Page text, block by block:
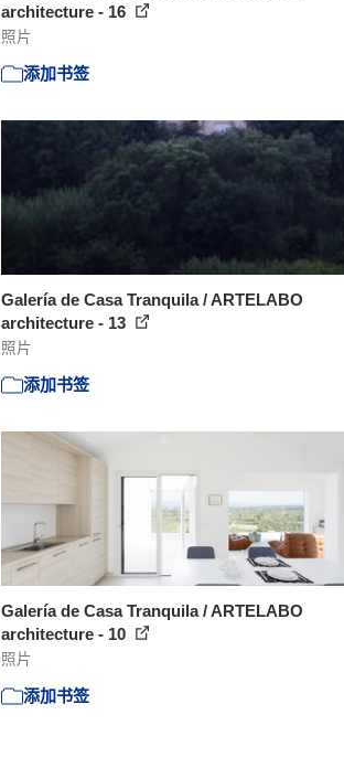
architecture - 16
照片
添加书签
Galería de Casa Tranquila / ARTELABO
architecture - 13
照片
添加书签
Galería de Casa Tranquila / ARTELABO
architecture - 10
照片
添加书签